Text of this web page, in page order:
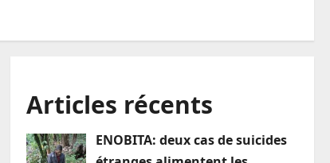
Articles récents
ENOBITA: deux cas de suicides